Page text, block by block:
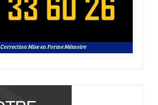
Correction Mise en Forme Mémoire